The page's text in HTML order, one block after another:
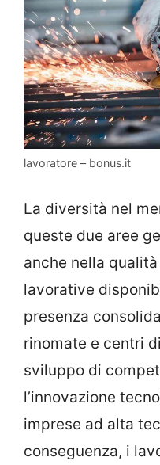
lavoratore – bonus.it
La diversità nel
queste due aree
anche nella
lavorative
presenza
rinomate e centri
sviluppo di
l’innovazione
imprese ad alta
conseguenza, i